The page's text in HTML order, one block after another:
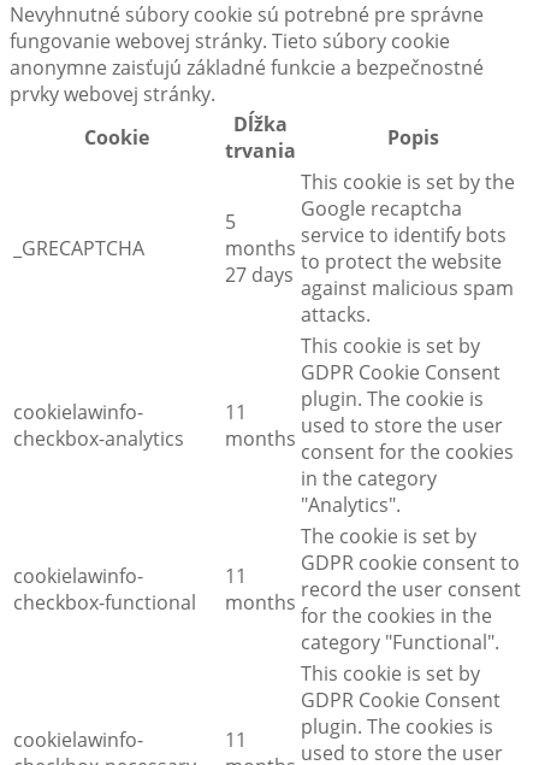
Nevyhnutné súbory cookie sú potrebné pre správne
fungovanie webovej stránky. Tieto súbory cookie
anonymne zaisťujú základné funkcie a bezpečnostné
prvky webovej stránky.
Cookie
Dĺžka
trvania
Popis
_GRECAPTCHA
5
months
27 days
This cookie is set by the
Google recaptcha
service to identify bots
to protect the website
against malicious spam
attacks.
cookielawinfo-
checkbox-analytics
11
months
This cookie is set by
GDPR Cookie Consent
plugin. The cookie is
used to store the user
consent for the cookies
in the category
"Analytics".
cookielawinfo-
checkbox-functional
11
months
The cookie is set by
GDPR cookie consent to
record the user consent
for the cookies in the
category "Functional".
cookielawinfo-
11
This cookie is set by
GDPR Cookie Consent
plugin. The cookies is
used to store the user